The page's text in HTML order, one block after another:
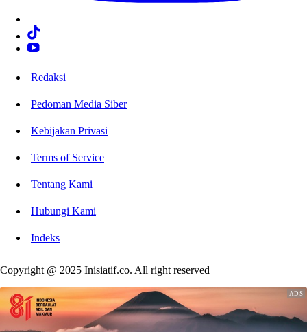
Redaksi
Pedoman Media Siber
Kebijakan Privasi
Terms of Service
Tentang Kami
Hubungi Kami
Indeks
Copyright @ 2025 Inisiatif.co. All right reserved